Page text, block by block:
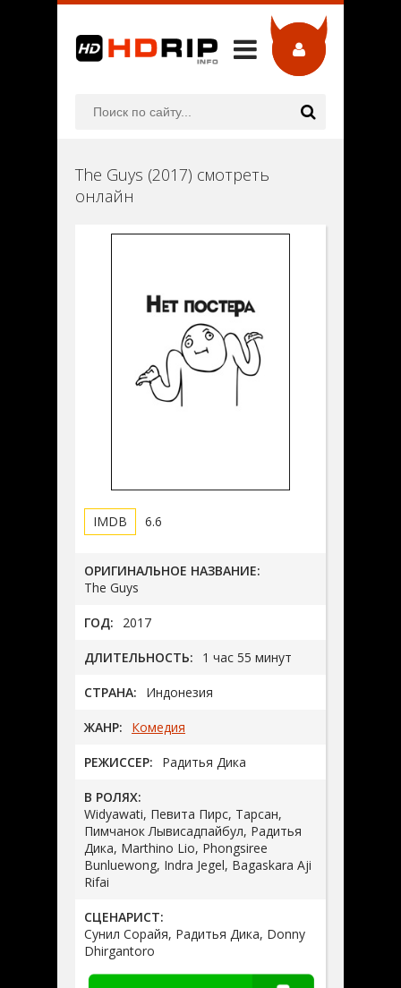
The Guys (2017) смотреть
онлайн
6.6
ОРИГИНАЛЬНОЕ НАЗВАНИЕ:
The Guys
ГОД: 2017
ДЛИТЕЛЬНОСТЬ: 1 час 55 минут
СТРАНА: Индонезия
ЖАНР: Комедия
РЕЖИССЕР: Радитья Дика
В РОЛЯХ:
Widyawati, Певита Пирс, Тарсан,
Пимчанок Лывисадпайбул, Радитья
Дика, Marthino Lio, Phongsiree
Bunluewong, Indra Jegel, Bagaskara Aji
Rifai
СЦЕНАРИСТ:
Сунил Сорайя, Радитья Дика, Donny
Dhirgantoro